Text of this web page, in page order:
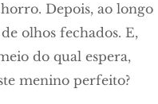
Depois, ao longo
olhos fechados. E,
do qual espera,
menino perfeito?